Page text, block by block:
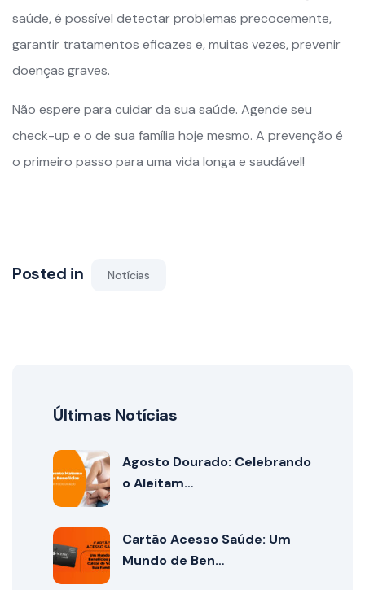
saúde, é possível detectar problemas precocemente,
garantir tratamentos eficazes e, muitas vezes, prevenir
doenças graves.
Não espere para cuidar da sua saúde. Agende seu
check-up e o de sua família hoje mesmo. A prevenção é
o primeiro passo para uma vida longa e saudável!
Posted in Notícias
Últimas Notícias
Agosto Dourado: Celebrando
o Aleitam…
Cartão Acesso Saúde: Um
Mundo de Ben…